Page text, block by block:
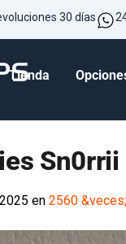
30 días
Tienda
Sn0rrii
en 2560